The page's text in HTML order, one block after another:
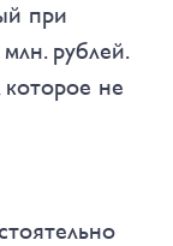
при
рублей.
не